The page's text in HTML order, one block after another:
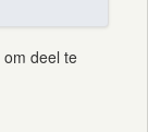
om deel te